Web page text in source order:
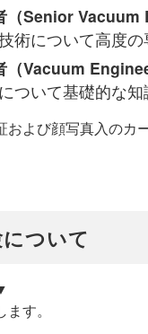
（Senior Vacuum
術について高度
Vacuum
ついて基礎的な
および顔写真入のカ
ついて
す。